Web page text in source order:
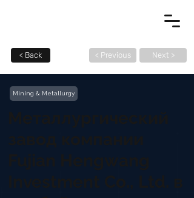
< Back < Previous Next >
Mining & Metallurgy